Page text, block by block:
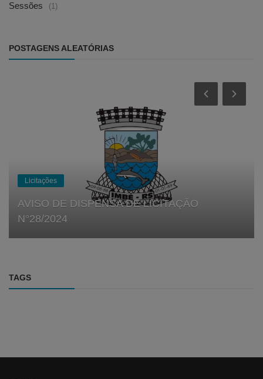
Sessões (1)
POSTAGENS ALEATÓRIAS
Licitações
AVISO DE DISPENSA DE LICITAÇÃO
N°28/2024
TAGS